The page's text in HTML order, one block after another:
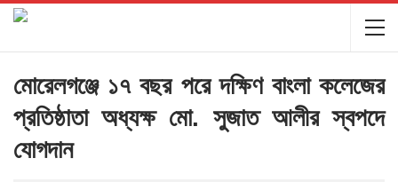
মোরেলগঞ্জে ১৭ বছর পরে দক্ষিণ বাংলা কলেজের
প্রতিষ্ঠাতা অধ্যক্ষ মো. সুজাত আলীর স্বপদে
যোগদান